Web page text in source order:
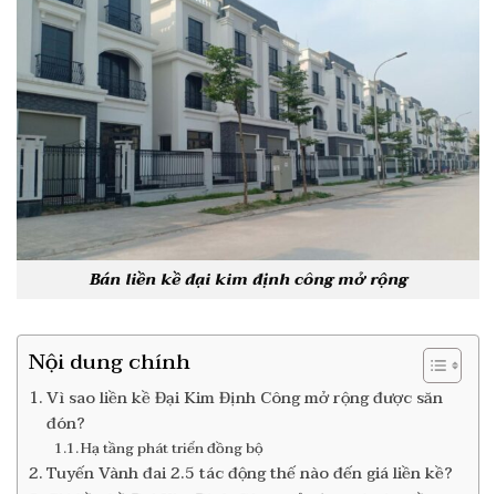
Bán liền kề đại kim định công mở rộng
Nội dung chính
Vì sao liền kề Đại Kim Định Công mở rộng được săn
đón?
Hạ tầng phát triển đồng bộ
Tuyến Vành đai 2.5 tác động thế nào đến giá liền kề?